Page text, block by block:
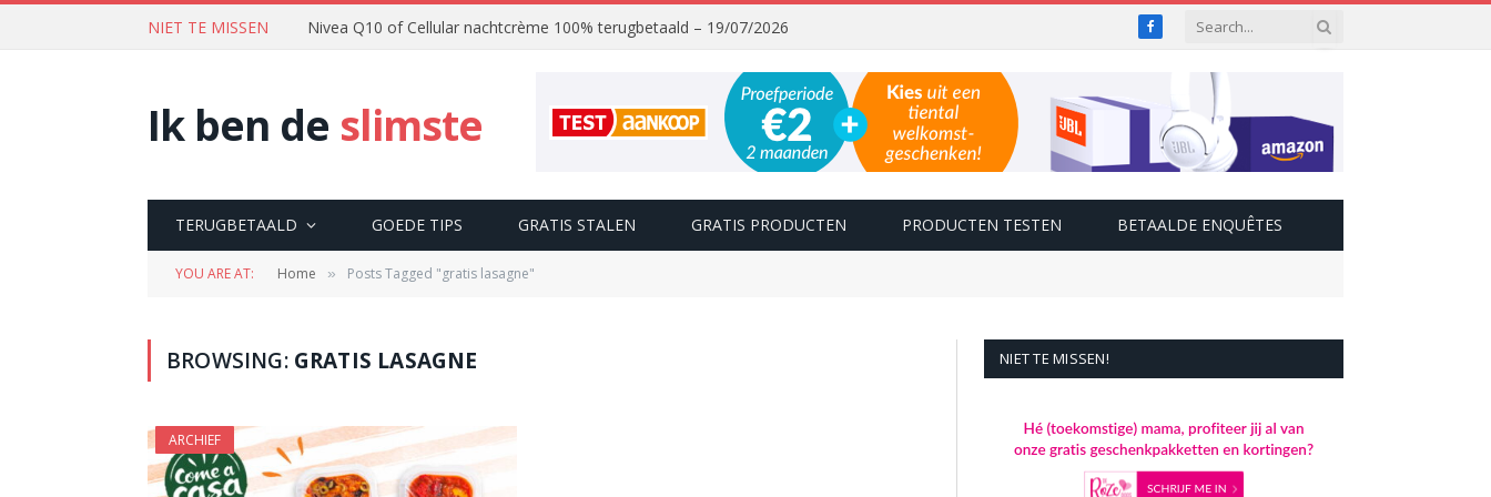
NIET TE MISSEN Nivea Q10 of Cellular nachtcrème 100% terugbetaald – 19/07/2026 Facebook
Ik ben de slimste
TERUGBETAALD GOEDE TIPS GRATIS STALEN GRATIS PRODUCTEN PRODUCTEN TESTEN BETAALDE ENQUÊTES
YOU ARE AT: Home » Posts Tagged "gratis lasagne"
BROWSING: GRATIS LASAGNE
ARCHIEF
NIET TE MISSEN!